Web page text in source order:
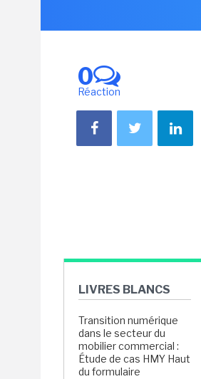
0
Réaction
LIVRES BLANCS
Transition numérique
dans le secteur du
mobilier commercial :
Étude de cas HMY Haut
du formulaire